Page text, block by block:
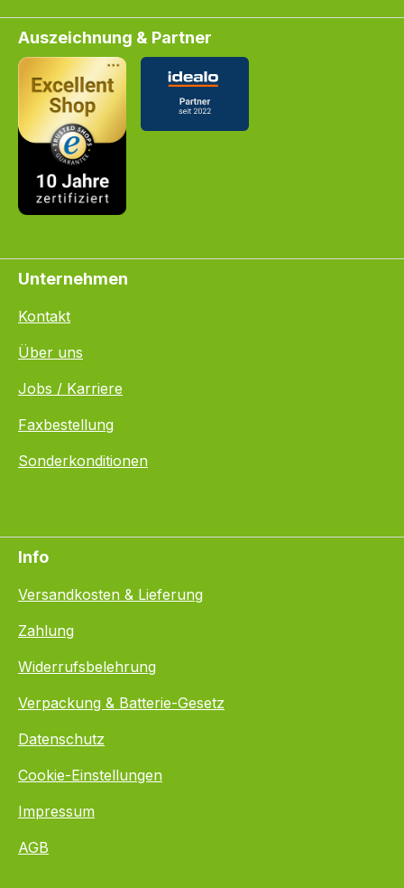
Auszeichnung & Partner
Unternehmen
Kontakt
Über uns
Jobs / Karriere
Faxbestellung
Sonderkonditionen
Info
Versandkosten & Lieferung
Zahlung
Widerrufsbelehrung
Verpackung & Batterie-Gesetz
Datenschutz
Cookie-Einstellungen
Impressum
AGB